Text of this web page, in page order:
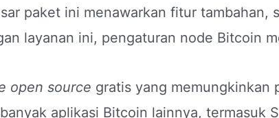
paket ini menawarkan fitur
layanan ini, pengaturan node Bitcoin
open source gratis yang memungkinkan
aplikasi Bitcoin lainnya, termasuk